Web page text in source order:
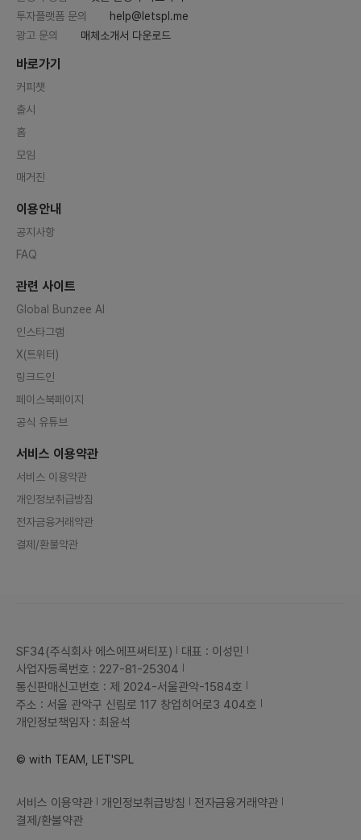
투자플랫폼 문의
help@letspl.me
광고 문의
매체소개서 다운로드
바로가기
커피챗
출시
홈
모임
매거진
이용안내
공지사항
FAQ
관련 사이트
Global Bunzee AI
인스타그램
X(트위터)
링크드인
페이스북페이지
공식 유튜브
서비스 이용약관
서비스 이용약관
개인정보취급방침
전자금융거래약관
결제/환불약관
SF34(주식회사 에스에프써티포)
대표 : 이성민
사업자등록번호 : 227-81-25304
통신판매신고번호 : 제 2024-서울관악-1584호
주소 : 서울 관악구 신림로 117 창업히어로3 404호
개인정보책임자 : 최윤석
© with TEAM, LET'SPL
서비스 이용약관 개인정보취급방침
전자금융거래약관
결제/환불약관